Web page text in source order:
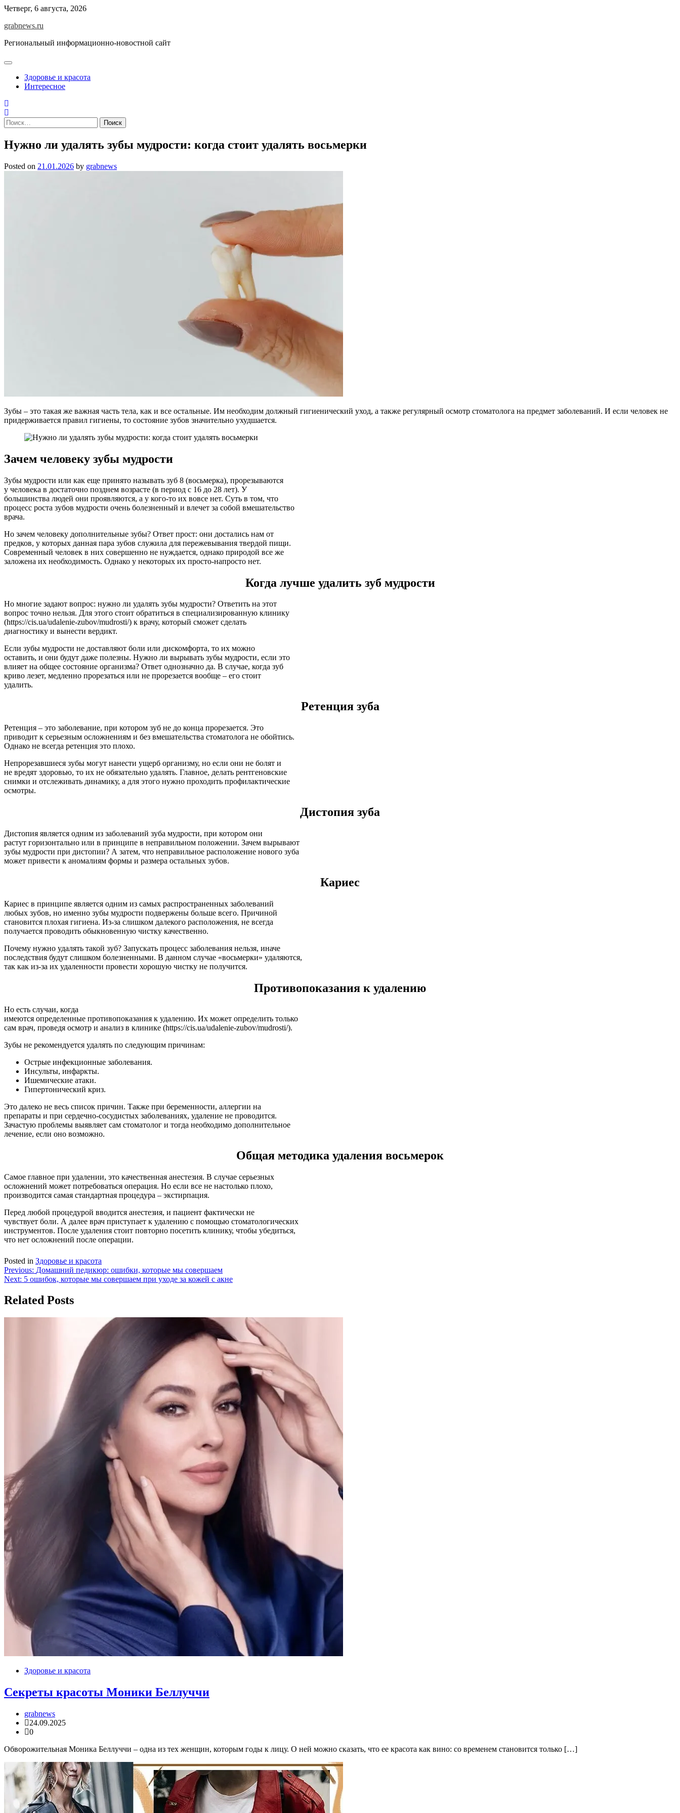
Skip
content
Четверг, 6 августа, 2026
grabnews.ru
Региональный информационно-новостной сайт
Здоровье и красота
Интересное
Найти:
Нужно ли удалять зубы мудрости: когда стоит удалять восьмерки
Posted on 21.01.2026 by grabnews
Зубы – это такая же важная часть тела, как и все остальные. Им необходим должный гигиенический уход, а также регулярный осмотр стоматолога на предмет заболеваний. И если человек не
придерживается правил гигиены, то состояние зубов значительно ухудшается.
Зачем человеку зубы мудрости
Зубы мудрости или как еще принято называть зуб 8 (восьмерка), прорезываются
у человека в достаточно позднем возрасте (в период с 16 до 28 лет). У
большинства людей они проявляются, а у кого-то их вовсе нет. Суть в том, что
процесс роста зубов мудрости очень болезненный и влечет за собой вмешательство
врача.
Но зачем человеку дополнительные зубы? Ответ прост: они достались нам от
предков, у которых данная пара зубов служила для пережевывания твердой пищи.
Современный человек в них совершенно не нуждается, однако природой все же
заложена их необходимость. Однако у некоторых их просто-напросто нет.
Когда лучше удалить зуб мудрости
Но многие задают вопрос: нужно ли удалять зубы мудрости? Ответить на этот
вопрос точно нельзя. Для этого стоит обратиться в специализированную клинику
(https://cis.ua/udalenie-zubov/mudrosti/) к врачу, который сможет сделать
диагностику и вынести вердикт.
Если зубы мудрости не доставляют боли или дискомфорта, то их можно
оставить, и они будут даже полезны. Нужно ли вырывать зубы мудрости, если это
влияет на общее состояние организма? Ответ однозначно да. В случае, когда зуб
криво лезет, медленно прорезаться или не прорезается вообще – его стоит
удалить.
Ретенция зуба
Ретенция – это заболевание, при котором зуб не до конца прорезается. Это
приводит к серьезным осложнениям и без вмешательства стоматолога не обойтись.
Однако не всегда ретенция это плохо.
Непрорезавшиеся зубы могут нанести ущерб организму, но если они не болят и
не вредят здоровью, то их не обязательно удалять. Главное, делать рентгеновские
снимки и отслеживать динамику, а для этого нужно проходить профилактические
осмотры.
Дистопия зуба
Дистопия является одним из заболеваний зуба мудрости, при котором они
растут горизонтально или в принципе в неправильном положении. Зачем вырывают
зубы мудрости при дистопии? А затем, что неправильное расположение нового зуба
может привести к аномалиям формы и размера остальных зубов.
Кариес
Кариес в принципе является одним из самых распространенных заболеваний
любых зубов, но именно зубы мудрости подвержены больше всего. Причиной
становится плохая гигиена. Из-за слишком далекого расположения, не всегда
получается проводить обыкновенную чистку качественно.
Почему нужно удалять такой зуб? Запускать процесс заболевания нельзя, иначе
последствия будут слишком болезненными. В данном случае «восьмерки» удаляются,
так как из-за их удаленности провести хорошую чистку не получится.
Противопоказания к удалению
Но есть случаи, когда
имеются определенные противопоказания к удалению. Их может определить только
сам врач, проведя осмотр и анализ в клинике (https://cis.ua/udalenie-zubov/mudrosti/).
Зубы не рекомендуется удалять по следующим причинам:
Острые инфекционные заболевания.
Инсульты, инфаркты.
Ишемические атаки.
Гипертонический криз.
Это далеко не весь список причин. Также при беременности, аллергии на
препараты и при сердечно-сосудистых заболеваниях, удаление не проводится.
Зачастую проблемы выявляет сам стоматолог и тогда необходимо дополнительное
лечение, если оно возможно.
Общая методика удаления восьмерок
Самое главное при удалении, это качественная анестезия. В случае серьезных
осложнений может потребоваться операция. Но если все не настолько плохо,
производится самая стандартная процедура – экстирпация.
Перед любой процедурой вводится анестезия, и пациент фактически не
чувствует боли. А далее врач приступает к удалению с помощью стоматологических
инструментов. После удаления стоит повторно посетить клинику, чтобы убедиться,
что нет осложнений после операции.
Posted in Здоровье и красота
Навигация
по
записям
Previous: Домашний педикюр: ошибки, которые мы совершаем
Next: 5 ошибок, которые мы совершаем при уходе за кожей с акне
Related Posts
Здоровье и красота
Секреты красоты Моники Беллуччи
grabnews
24.09.2025
0
Обворожительная Моника Беллуччи – одна из тех женщин, которым годы к лицу. О ней можно сказать, что ее красота как вино: со временем становится только […]